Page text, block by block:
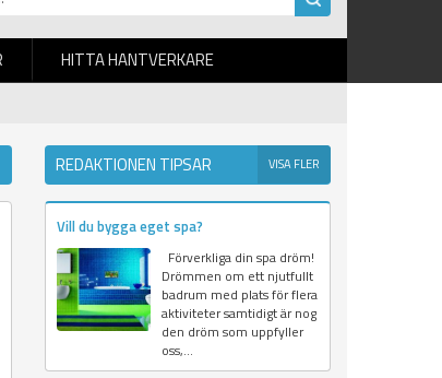
HITTA HANTVERKARE
REDAKTIONEN TIPSAR VISA FLER
Vill du bygga eget spa?
Förverkliga din spa dröm!
Drömmen om ett njutfullt
badrum med plats för flera
aktiviteter samtidigt är nog
den dröm som uppfyller
oss,...